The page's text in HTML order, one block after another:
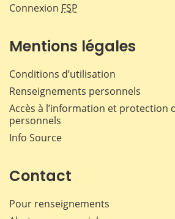
Connexion FSP
Mentions légales
Conditions d’utilisation
Renseignements personnels
Accès à l’information et protection
personnels
Info Source
Contact
Pour renseignements